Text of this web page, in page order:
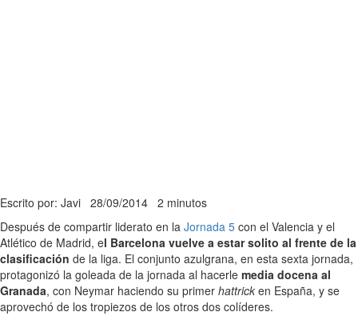
Escrito por: Javi 28/09/2014 2 minutos
Después de compartir liderato en la Jornada 5 con el Valencia y el
Atlético de Madrid, el Barcelona vuelve a estar solito al frente de la
clasificación de la liga. El conjunto azulgrana, en esta sexta jornada,
protagonizó la goleada de la jornada al hacerle media docena al
Granada, con Neymar haciendo su primer hattrick en España, y se
aprovechó de los tropiezos de los otros dos colíderes.